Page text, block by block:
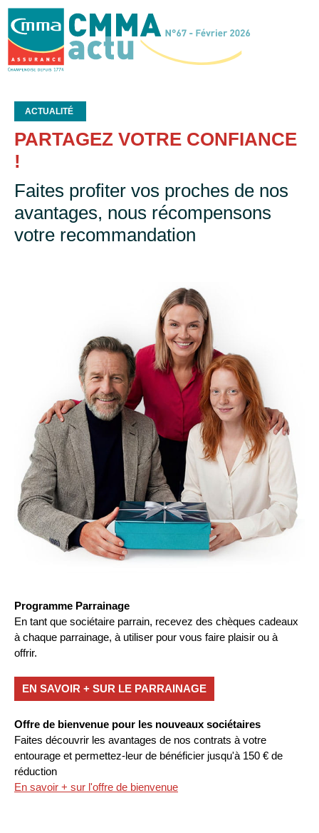
ACTUALITÉ
PARTAGEZ VOTRE CONFIANCE
!
Faites profiter vos proches de nos
avantages, nous récompensons
votre recommandation
Programme Parrainage
En tant que sociétaire parrain, recevez des chèques cadeaux
à chaque parrainage, à utiliser pour vous faire plaisir ou à
offrir.
EN SAVOIR + SUR LE PARRAINAGE
Offre de bienvenue pour les nouveaux sociétaires
Faites découvrir les avantages de nos contrats à votre
entourage et permettez-leur de bénéficier jusqu'à 150 € de
réduction
En savoir + sur l'offre de bienvenue